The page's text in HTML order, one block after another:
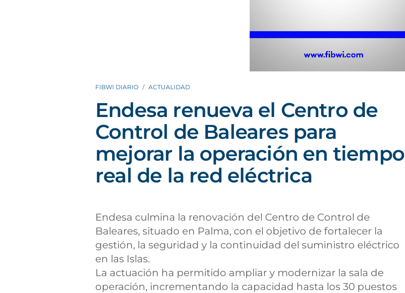
FIBWI DIARIO ACTUALIDAD
Endesa renueva el Centro de
Control de Baleares para
mejorar la operación en tiempo
real de la red eléctrica
Endesa culmina la renovación del Centro de Control de
Baleares, situado en Palma, con el objetivo de fortalecer la
gestión, la seguridad y la continuidad del suministro eléctrico
en las Islas.
La actuación ha permitido ampliar y modernizar la sala de
operación, incrementando la capacidad hasta los 30 puestos